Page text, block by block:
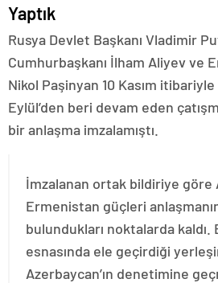
Yaptık
Rusya Devlet Başkanı Vladimir
Cumhurbaşkanı İlham Aliyev ve
Nikol Paşinyan 10 Kasım itibariyle
Eylül’den beri devam eden
bir anlaşma imzalamıştı.
İmzalanan ortak bildiriye göre
Ermenistan güçleri
bulundukları noktalarda kaldı.
esnasında ele geçirdiği
Azerbaycan’ın denetimine